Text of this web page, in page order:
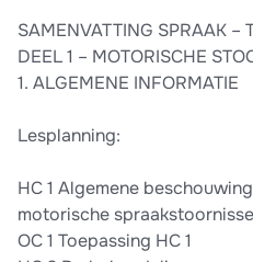
SAMENVATTING SPRAAK –
DEEL 1 – MOTORISCHE
1. ALGEMENE INFORMATIE
Lesplanning:
HC 1 Algemene
motorische
OC 1 Toepassing HC 1